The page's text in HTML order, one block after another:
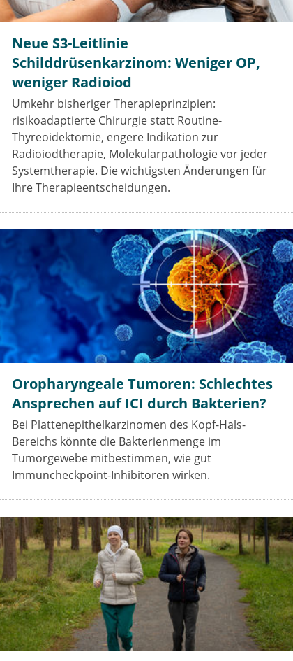
Neue S3-Leitlinie
Schilddrüsenkarzinom: Weniger OP,
weniger Radioiod
Umkehr bisheriger Therapieprinzipien:
risikoadaptierte Chirurgie statt Routine-
Thyreoidektomie, engere Indikation zur
Radioiodtherapie, Molekularpathologie vor jeder
Systemtherapie. Die wichtigsten Änderungen für
Ihre Therapieentscheidungen.
Oropharyngeale Tumoren: Schlechtes
Ansprechen auf ICI durch Bakterien?
Bei Plattenepithelkarzinomen des Kopf-Hals-
Bereichs könnte die Bakterienmenge im
Tumorgewebe mitbestimmen, wie gut
Immuncheckpoint-Inhibitoren wirken.